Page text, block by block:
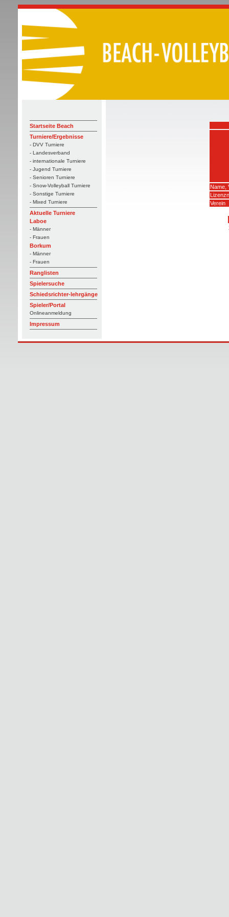
Startseite Beach
Turniere/Ergebnisse
- DVV Turniere
- Landesverband
- internationale Turniere
- Jugend Turniere
- Senioren Turniere
- Snow-Volleyball Turniere
- Sonstige Turniere
- Mixed Turniere
Aktuelle Turniere
Laboe
- Männer
- Frauen
Borkum
- Männer
- Frauen
Ranglisten
Spielersuche
Schiedsrichter-lehrgänge
Spieler/Portal
Onlineanmeldung
Impressum
Name,
Verein